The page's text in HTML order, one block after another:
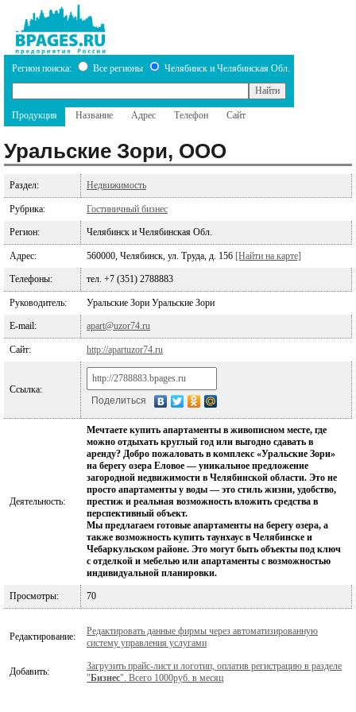
Регион поиска: Все регионы Челябинск и Челябинская Обл.
Продукция Название Адрес Телефон Сайт
Уральские Зори, ООО
Раздел: Недвижимость
Рубрика: Гостиничный бизнес
Регион: Челябинск и Челябинская Обл.
Адрес: 560000, Челябинск, ул. Труда, д. 156 [Найти на карте]
Телефоны: тел. +7 (351) 2788883
Руководитель: Уральские Зори Уральские Зори
E-mail: apart@uzor74.ru
Сайт: http://apartuzor74.ru
Ссылка:
Поделиться
Деятельность:
Мечтаете купить апартаменты в живописном месте, где
можно отдыхать круглый год или выгодно сдавать в
аренду? Добро пожаловать в комплекс «Уральские Зори»
на берегу озера Еловое — уникальное предложение
загородной недвижимости в Челябинской области. Это не
просто апартаменты у воды — это стиль жизни, удобство,
престиж и реальная возможность вложить средства в
перспективный объект.
Мы предлагаем готовые апартаменты на берегу озера, а
также возможность купить таунхаус в Челябинске и
Чебаркульском районе. Это могут быть объекты под ключ
с отделкой и мебелью или апартаменты с возможностью
индивидуальной планировки.
Просмотры: 70
Редактирование:
Редактировать данные фирмы через автоматизированную
систему управления услугами
Добавить:
Загрузить прайс-лист и логотип, оплатив регистрацию в разделе
"Бизнес". Всего 1000руб. в месяц